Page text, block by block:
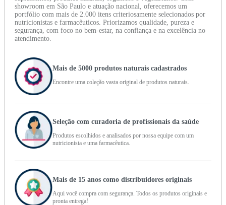
showroom em São Paulo e atuação nacional, oferecemos um
portfólio com mais de 2.000 itens criteriosamente selecionados por
nutricionistas e farmacêuticos. Priorizamos qualidade, pureza e
segurança, com foco no bem-estar, na confiança e na excelência no
atendimento.
Mais de 5000 produtos naturais cadastrados
Encontre uma coleção vasta original de produtos naturais.
Seleção com curadoria de profissionais da saúde
Produtos escolhidos e analisados por nossa equipe com um
nutricionista e uma farmacêutica.
Mais de 15 anos como distribuidores originais
Aqui você compra com segurança. Todos os produtos originais e
pronta entrega!